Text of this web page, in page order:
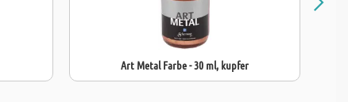
Art Metal Farbe - 30 ml, kupfer